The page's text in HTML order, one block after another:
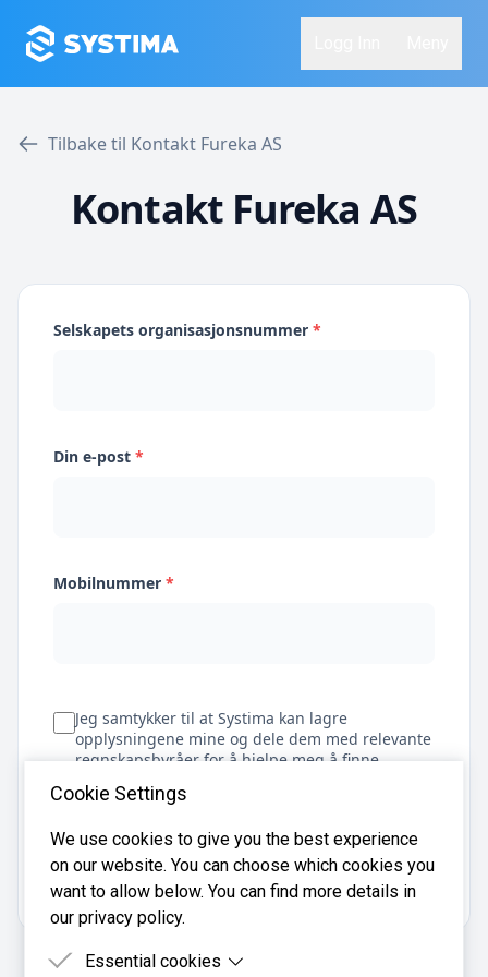
Tilbake til Kontakt Fureka AS
Kontakt Fureka AS
Selskapets organisasjonsnummer *
Din e-post *
Mobilnummer *
Jeg samtykker til at Systima kan lagre
opplysningene mine og dele dem med relevante
regnskapsbyråer for å hjelpe meg å finne
regnskapsfører
Få tilbud
Cookie Settings
We use cookies to give you the best experience
on our website. You can choose which cookies you
want to allow below. You can find more details in
our privacy policy.
Essential cookies